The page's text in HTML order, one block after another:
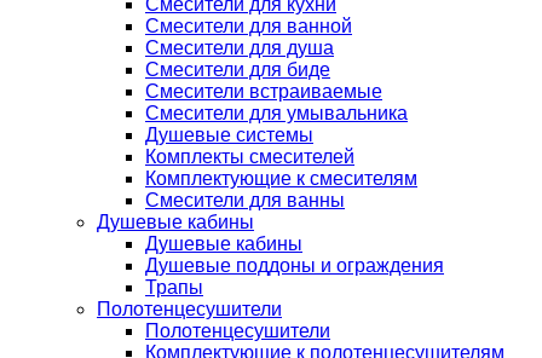
Смесители для кухни
Смесители для ванной
Смесители для душа
Смесители для биде
Смесители встраиваемые
Смесители для умывальника
Душевые системы
Комплекты смесителей
Комплектующие к смесителям
Смесители для ванны
Душевые кабины
Душевые кабины
Душевые поддоны и ограждения
Трапы
Полотенцесушители
Полотенцесушители
Комплектующие к полотенцесушителям